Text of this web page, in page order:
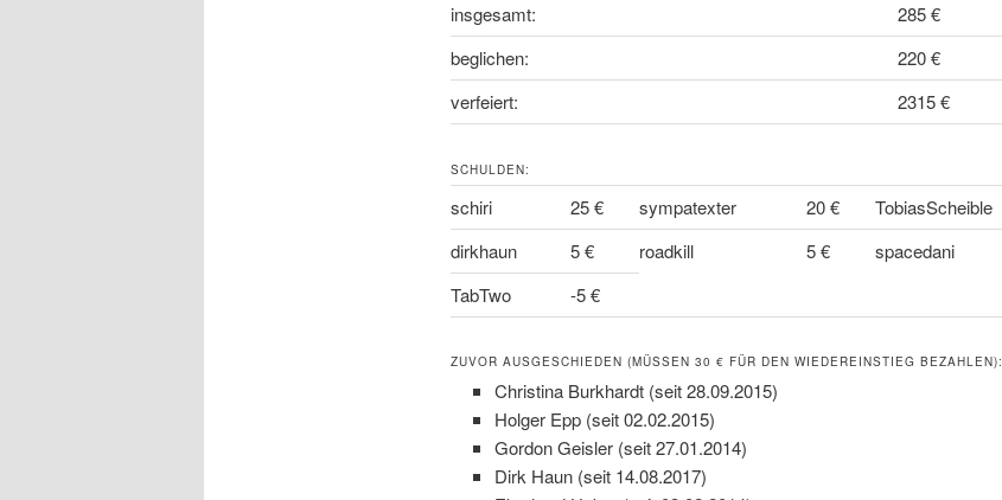
insgesamt:
285 €
beglichen:
220 €
verfeiert:
2315 €
SCHULDEN:
schiri 25 € sympatexter 20 € TobiasScheible
dirkhaun
5 € roadkill 5 € spacedani
TabTwo
-5 €
ZUVOR AUSGESCHIEDEN (MÜSSEN 30 € FÜR DEN WIEDEREINSTIEG BEZAHLEN):
Christina Burkhardt (seit 28.09.2015)
Holger Epp (seit 02.02.2015)
Gordon Geisler (seit 27.01.2014)
Dirk Haun (seit 14.08.2017)